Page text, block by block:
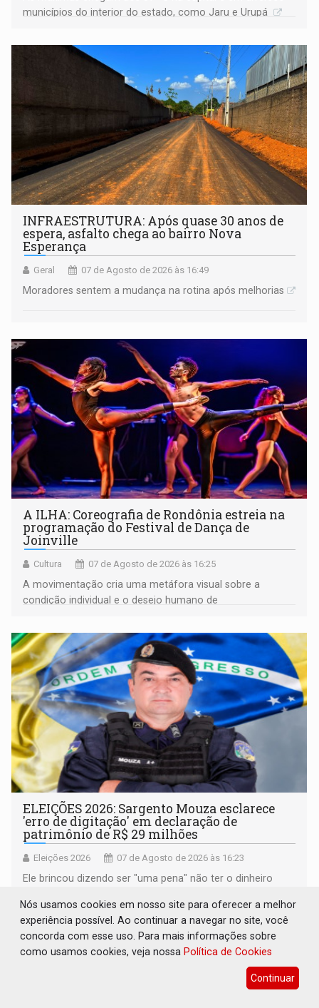
municípios do interior do estado, como Jaru e Urupá
INFRAESTRUTURA: Após quase 30 anos de
espera, asfalto chega ao bairro Nova
Esperança
Geral 07 de Agosto de 2026 às 16:49
Moradores sentem a mudança na rotina após melhorias
A ILHA: Coreografia de Rondônia estreia na
programação do Festival de Dança de
Joinville
Cultura 07 de Agosto de 2026 às 16:25
A movimentação cria uma metáfora visual sobre a
condição individual e o desejo humano de
ELEIÇÕES 2026: Sargento Mouza esclarece
'erro de digitação' em declaração de
patrimônio de R$ 29 milhões
Eleições 2026 07 de Agosto de 2026 às 16:23
Ele brincou dizendo ser "uma pena" não ter o dinheiro
segue firme
Nós usamos cookies em nosso site para oferecer a melhor
experiência possível. Ao continuar a navegar no site, você
concorda com esse uso. Para mais informações sobre
como usamos cookies, veja nossa Política de Cookies
Continuar